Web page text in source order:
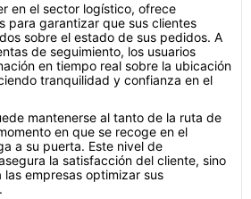
en el sector logístico, ofrece
para garantizar que sus clientes
sobre el estado de sus pedidos. A
de seguimiento, los usuarios
en tiempo real sobre la ubicación
tranquilidad y confianza en el
mantenerse al tanto de la ruta de
en que se recoge en el
a su puerta. Este nivel de
la satisfacción del cliente, sino
empresas optimizar sus